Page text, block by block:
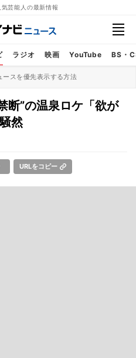
芸能人の最新情報
ラジオ 映画 YouTube BS・
スを優先表示する方法
断”の温泉ロケ「欲が
然
URLをコピー